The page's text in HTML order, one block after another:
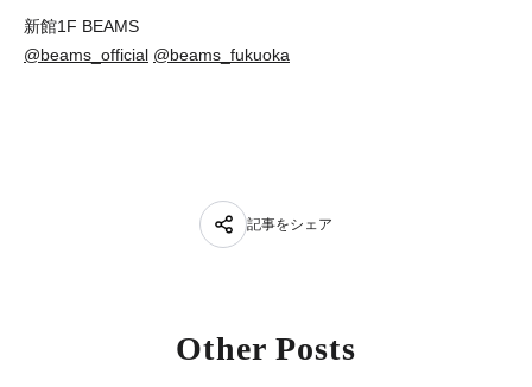
新館1F BEAMS
@beams_official @beams_fukuoka
記事をシェア
Other Posts